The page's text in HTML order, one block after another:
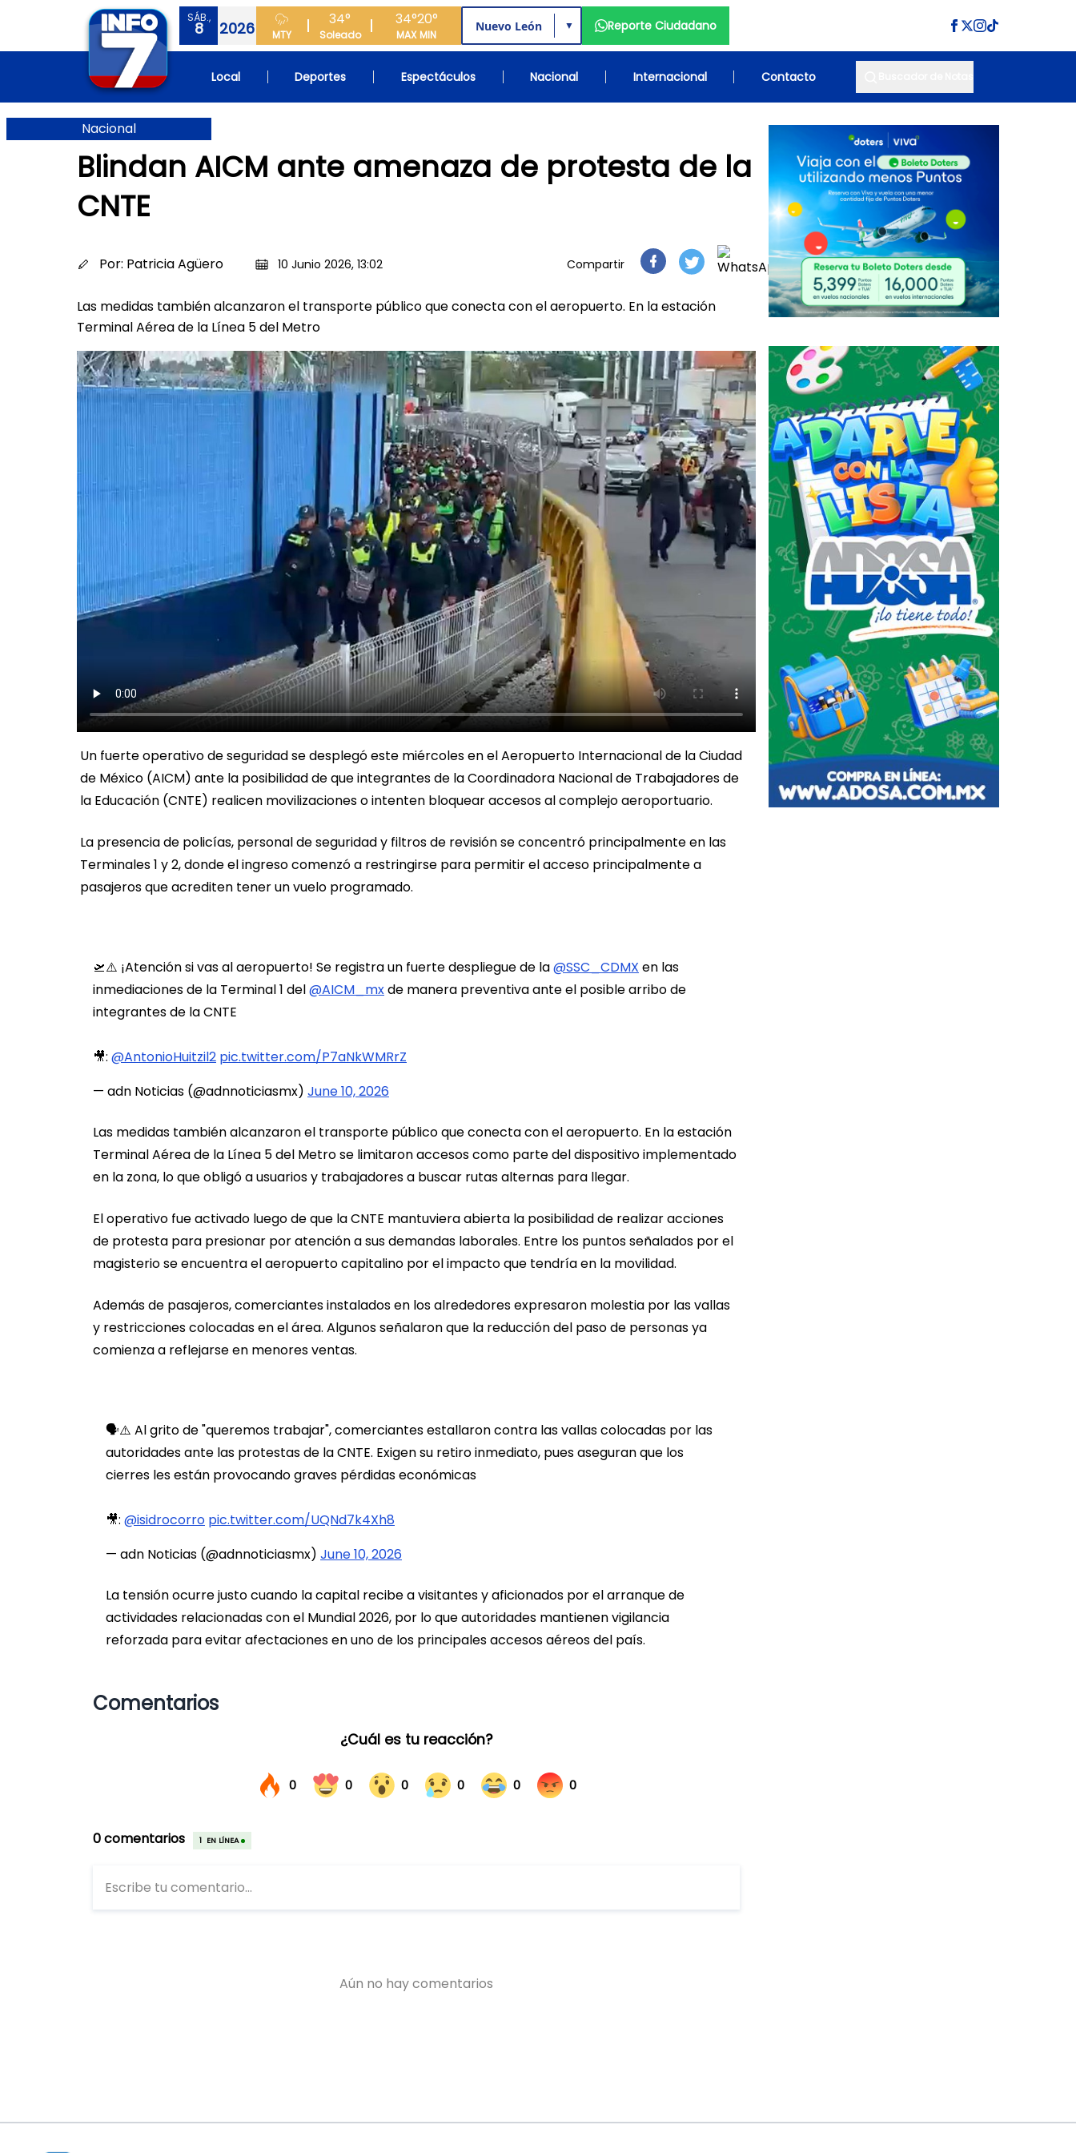
SÁB.,
8 2026 MTY
34°
Soleado
34°
MAX
20°
MIN
▼ Reporte Ciudadano
Local Deportes Espectáculos Nacional Internacional Contacto
Nacional
Blindan AICM ante amenaza de protesta de la
CNTE
Por: Patricia Agüero 10 Junio 2026, 13:02 Compartir
Las medidas también alcanzaron el transporte público que conecta con el aeropuerto. En la estación
Terminal Aérea de la Línea 5 del Metro
Un fuerte operativo de seguridad se desplegó este miércoles en el Aeropuerto Internacional de la Ciudad
de México (AICM) ante la posibilidad de que integrantes de la Coordinadora Nacional de Trabajadores de
la Educación (CNTE) realicen movilizaciones o intenten bloquear accesos al complejo aeroportuario.
La presencia de policías, personal de seguridad y filtros de revisión se concentró principalmente en las
Terminales 1 y 2, donde el ingreso comenzó a restringirse para permitir el acceso principalmente a
pasajeros que acrediten tener un vuelo programado.
🛫⚠️ ¡Atención si vas al aeropuerto! Se registra un fuerte despliegue de la@SSC_CDMX en las
inmediaciones de la Terminal 1 del@AICM_mxde manera preventiva ante el posible arribo de
integrantes de la CNTE
🎥: @AntonioHuitzil2 pic.twitter.com/P7aNkWMRrZ
— adn Noticias (@adnnoticiasmx) June 10, 2026
Las medidas también alcanzaron el transporte público que conecta con el aeropuerto. En la estación
Terminal Aérea de la Línea 5 del Metro se limitaron accesos como parte del dispositivo implementado
en la zona, lo que obligó a usuarios y trabajadores a buscar rutas alternas para llegar.
El operativo fue activado luego de que la CNTE mantuviera abierta la posibilidad de realizar acciones
de protesta para presionar por atención a sus demandas laborales. Entre los puntos señalados por el
magisterio se encuentra el aeropuerto capitalino por el impacto que tendría en la movilidad.
Además de pasajeros, comerciantes instalados en los alrededores expresaron molestia por las vallas
y restricciones colocadas en el área. Algunos señalaron que la reducción del paso de personas ya
comienza a reflejarse en menores ventas.
🗣️⚠️ Al grito de "queremos trabajar", comerciantes estallaron contra las vallas colocadas por las
autoridades ante las protestas de la CNTE. Exigen su retiro inmediato, pues aseguran que los
cierres les están provocando graves pérdidas económicas
🎥: @isidrocorro pic.twitter.com/UQNd7k4Xh8
— adn Noticias (@adnnoticiasmx) June 10, 2026
La tensión ocurre justo cuando la capital recibe a visitantes y aficionados por el arranque de
actividades relacionadas con el Mundial 2026, por lo que autoridades mantienen vigilancia
reforzada para evitar afectaciones en uno de los principales accesos aéreos del país.
Comentarios